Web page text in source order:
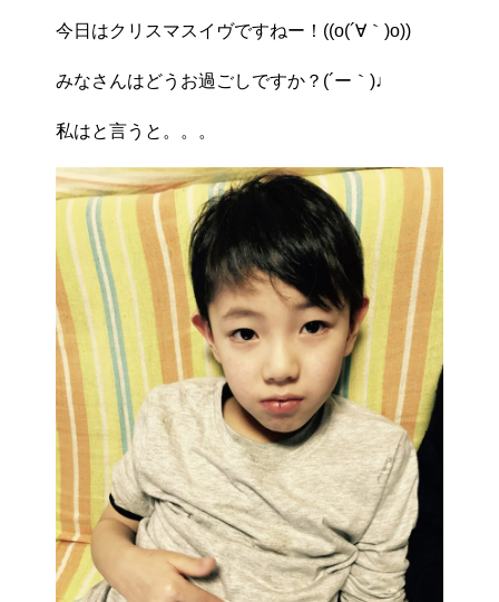
今日はクリスマスイヴですねー！((o(´∀｀)o))
みなさんはどうお過ごしですか？(´ー｀)♩
私はと言うと。。。